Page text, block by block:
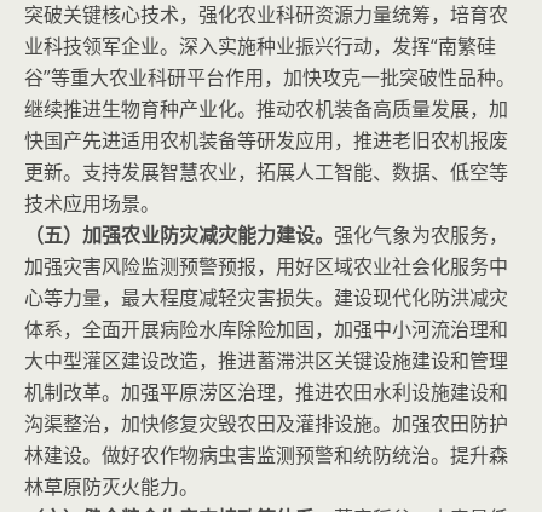
突破关键核心技术，强化农业科研资源力量统筹，培育农
业科技领军企业。深入实施种业振兴行动，发挥“南繁硅
谷”等重大农业科研平台作用，加快攻克一批突破性品种。
继续推进生物育种产业化。推动农机装备高质量发展，加
快国产先进适用农机装备等研发应用，推进老旧农机报废
更新。支持发展智慧农业，拓展人工智能、数据、低空等
技术应用场景。
（五）加强农业防灾减灾能力建设。 强化气象为农服务，
加强灾害风险监测预警预报，用好区域农业社会化服务中
心等力量，最大程度减轻灾害损失。建设现代化防洪减灾
体系，全面开展病险水库除险加固，加强中小河流治理和
大中型灌区建设改造，推进蓄滞洪区关键设施建设和管理
机制改革。加强平原涝区治理，推进农田水利设施建设和
沟渠整治，加快修复灾毁农田及灌排设施。加强农田防护
林建设。做好农作物病虫害监测预警和统防统治。提升森
林草原防灭火能力。